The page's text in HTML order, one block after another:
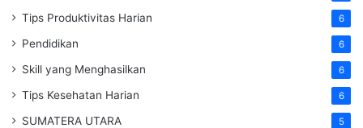
Tips Produktivitas Harian 6
Pendidikan 6
Skill yang Menghasilkan 6
Tips Kesehatan Harian 6
SUMATERA UTARA 5